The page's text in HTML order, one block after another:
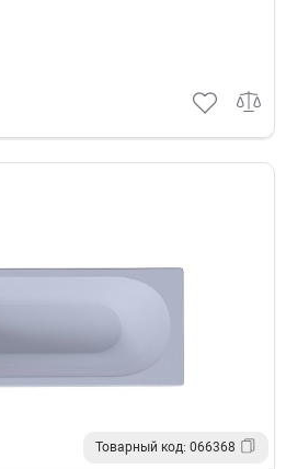
Товарный код: 066368